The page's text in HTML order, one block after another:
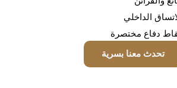
الداخلي
دفاع مختصرة
تحدث معنا بسرية